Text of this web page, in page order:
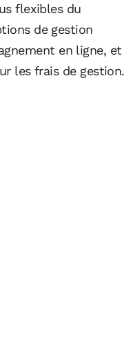
flexibles du
de gestion
en ligne, et
les frais de gestion.